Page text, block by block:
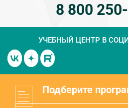
8 800
УЧЕБНЫЙ ЦЕНТР В
Подберите